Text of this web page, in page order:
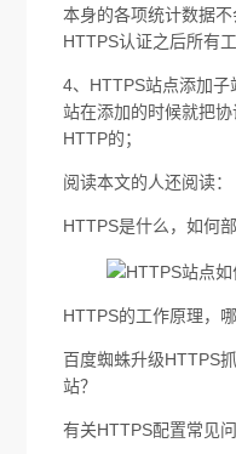
本身的各项统计数据不
HTTPS认证之后所有
4、HTTPS站点添加
站在添加的时候就把
HTTP的；
阅读本文的人还阅读：
HTTPS是什么，如何
HTTPS的工作原理，
百度蜘蛛升级HTTPS
站？
有关HTTPS配置常见